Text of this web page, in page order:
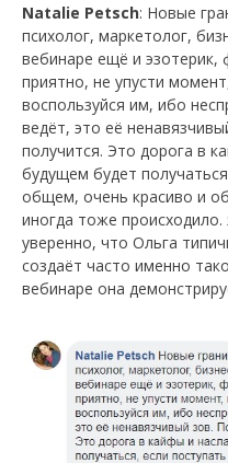
Natalie Petsch: Новые
психолог, маркетолог,
вебинаре ещё и эзотерик,
приятно, не упусти
воспользуйся им, ибо
ведёт, это её
получится. Это дорога в
будущем будет
общем, очень красиво и
иногда тоже происходило.
уверенно, что Ольга
создаёт часто именно
вебинаре она